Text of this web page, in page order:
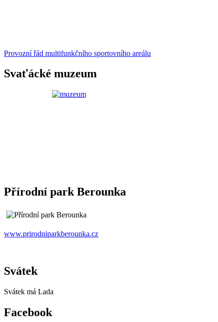
Provozní řád multifunkčního sportovního areálu
Svaťácké muzeum
Přírodní park Berounka
www.prirodniparkberounka.cz
Svátek
Svátek má Lada
Facebook